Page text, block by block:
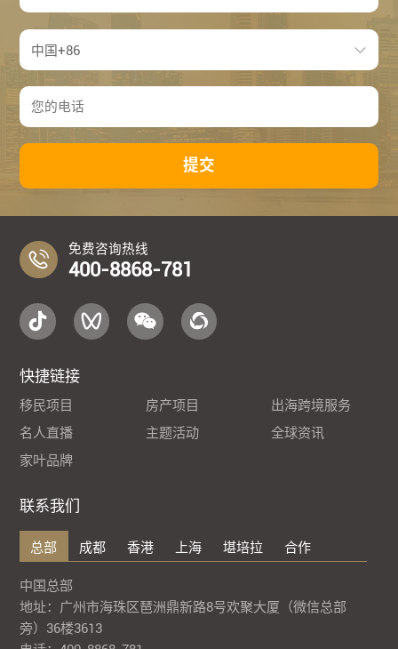
提交
免费咨询热线
400-8868-781
快捷链接
移民项目 房产项目
出海跨境服务
名人直播
主题活动
全球资讯
家叶品牌
联系我们
总部 成都 香港 上海 堪培拉 合作
中国总部
地址：广州市海珠区琶洲鼎新路8号欢聚大厦（微信总部
旁）36楼3613